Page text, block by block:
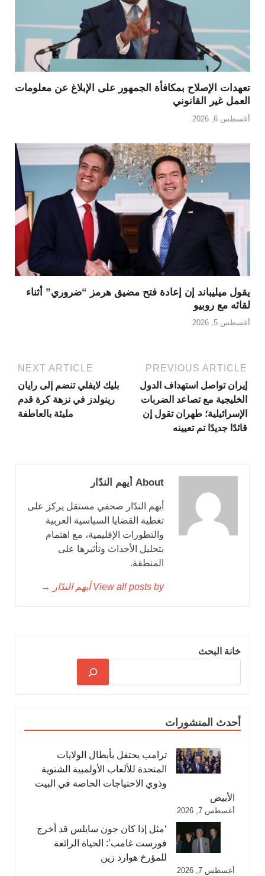
تعهدات الإصلاح بمكافأة الجمهور على الإبلاغ عن معلومات
العمل غير القانوني
أغسطس 6, 2026
يقول ميليباند إن إعادة فتح مضيق هرمز “ضروري” أثناء
لقائه مع روبيو
أغسطس 5, 2026
PREVIOUS ARTICLE
إيران تواصل استهداف الدول
الخليجية مع تصاعد الضربات
الإسرائيلية؛ طهران تقول إن
قائدًا جديدًا تم تعيينه
NEXT ARTICLE
بليك لايفلي تنضم إلى رايان
رينولدز في نزهة كرة قدم
مليئة بالعاطفة
About أيهم الندّار
أيهم الندّار صحفي مستقل يركز على
تغطية القضايا السياسية العربية
والتطورات الإقليمية، مع اهتمام
بتحليل الأحداث وتأثيرها على
المنطقة.
View all posts by أيهم الندّار →
خانة البحث
أحدث المنشورات
ترامب يحتفل بأبطال الولايات
المتحدة للألعاب الأولمبية الشتوية
وذوي الاحتياجات الخاصة في البيت
الأبيض
أغسطس 7, 2026
‘مثل إذا كان جون سايلس قد أخرج
فورست غامب’: الحياة الرائعة
للمؤرخ هوارد زين
أغسطس 7, 2026